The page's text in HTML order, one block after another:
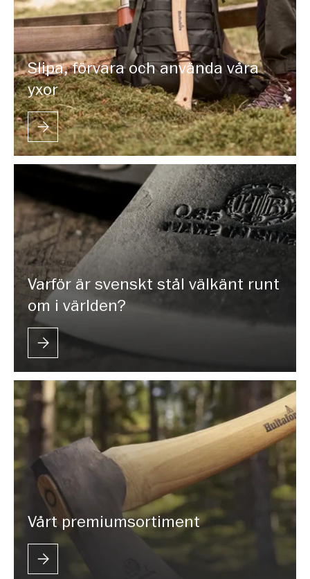
Slipa, förvara och använda våra
yxor
Varför är svenskt stål välkänt runt
om i världen?
Vårt premiumsortiment